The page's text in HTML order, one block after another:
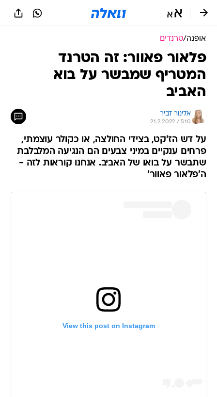
אופנה/טרנדים
פלאור פאוור: זה הטרנד
המטריף שמבשר על בוא
האביב
אלינור דביר
21.2.2022 / 5:10
על דש הז'קט, בצידי החולצה, או כקולר עוצמתי,
פרחים ענקיים במיני צבעים הם הנגיעה המלבלבת
שתבשר על בואו של האביב. אנחנו קוראות לזה -
ה'פלאור פאוור'
View this post on Instagram